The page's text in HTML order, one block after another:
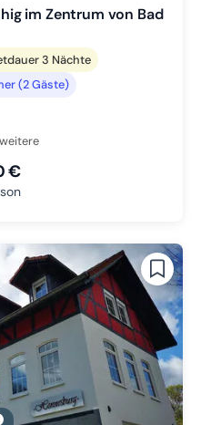
im Zentrum von Bad
3 Nächte
(2 Gäste)
€